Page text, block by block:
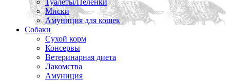
Туалеты/Пеленки
Миски
Амуниция для кошек
Собаки
Сухой корм
Консервы
Ветеринарная диета
Лакомства
Амуниция